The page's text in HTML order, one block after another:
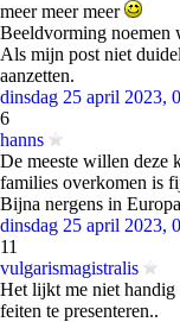
meer meer meer
Beeldvorming noemen
Als mijn post niet
aanzetten.
dinsdag 25 april 2023,
6
hanns
De meeste willen deze
families overkomen is
Bijna nergens in
dinsdag 25 april 2023,
11
vulgarismagistralis
Het lijkt me niet handig
feiten te presenteren..